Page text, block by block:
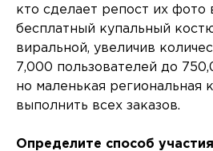
кто сделает репост их фото
бесплатный купальный
виральной, увеличив
7,000 пользователей до
но маленькая региональная
выполнить всех заказов.
Определите способ участия